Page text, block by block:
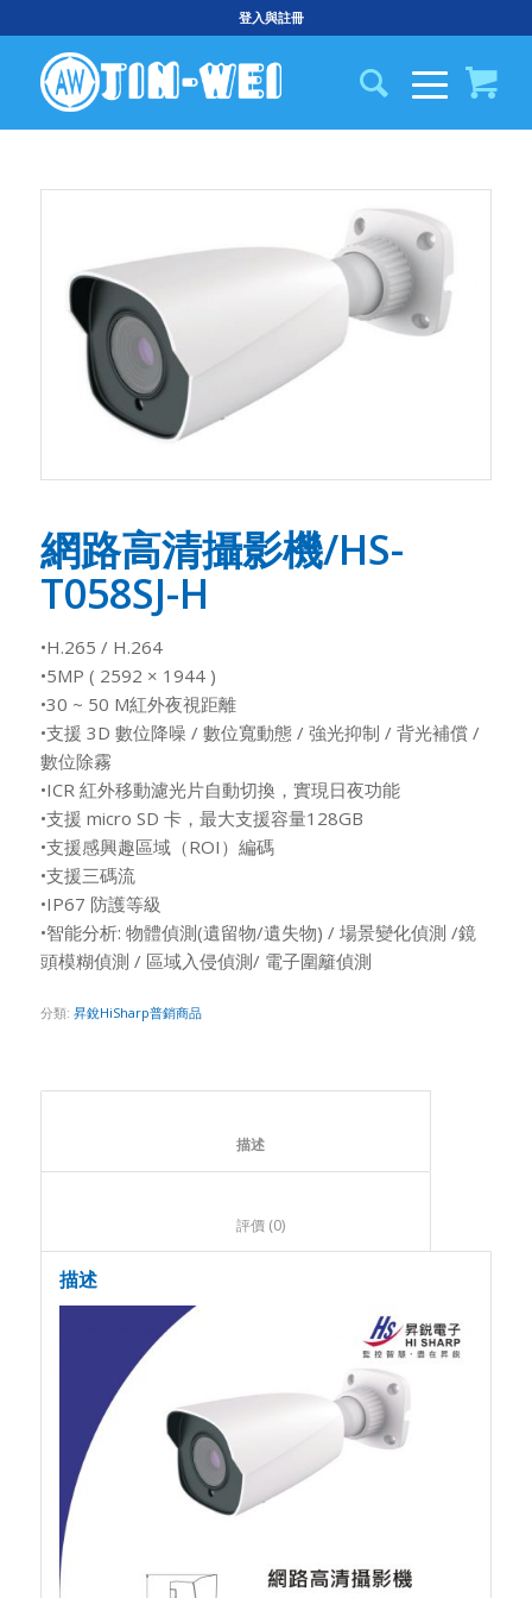
登入與註冊
網路高清攝影機/HS-
T058SJ-H
•H.265 / H.264
•5MP ( 2592 × 1944 )
•30 ~ 50 M紅外夜視距離
•支援 3D 數位降噪 / 數位寬動態 / 強光抑制 / 背光補償 /
數位除霧
•ICR 紅外移動濾光片自動切換，實現日夜功能
•支援 micro SD 卡，最大支援容量128GB
•支援感興趣區域（ROI）編碼
•支援三碼流
•IP67 防護等級
•智能分析: 物體偵測(遺留物/遺失物) / 場景變化偵測 /鏡
頭模糊偵測 / 區域入侵偵測/ 電子圍籬偵測
分類: 昇銳HiSharp普銷商品
						描述
						評價 (0)
描述